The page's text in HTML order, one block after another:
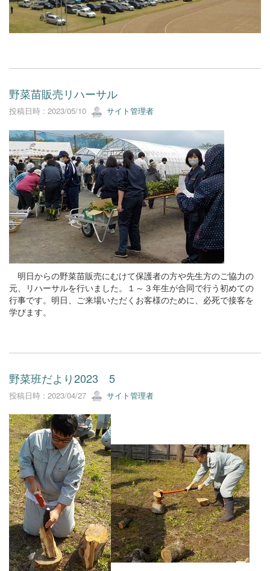
野菜苗販売リハーサル
投稿日時 : 2023/05/10 サイト管理者
明日からの野菜苗販売にむけて保護者の方や先生方のご協力の
元、リハーサルを行いました。１～３年生が合同で行う初めての
行事です。明日、ご来場いただくお客様のために、必死で接客を
学びます。
野菜班だより2023 5
投稿日時 : 2023/04/27 サイト管理者